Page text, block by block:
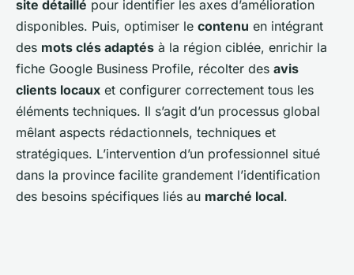
site détaillé pour identifier les axes d’amélioration
disponibles. Puis, optimiser le contenu en intégrant
des mots clés adaptés à la région ciblée, enrichir la
fiche Google Business Profile, récolter des avis
clients locaux et configurer correctement tous les
éléments techniques. Il s’agit d’un processus global
mêlant aspects rédactionnels, techniques et
stratégiques. L’intervention d’un professionnel situé
dans la province facilite grandement l’identification
des besoins spécifiques liés au marché local.